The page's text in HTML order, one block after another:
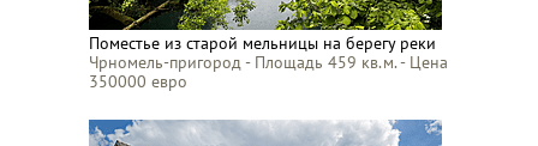
Поместье из старой мельницы на берегу реки
Чрномель-пригород - Площадь 459 кв.м. - Цена
350000 евро